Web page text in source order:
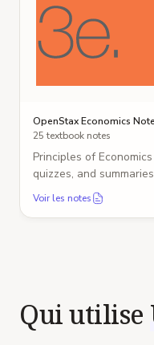
OpenStax Economics
25 textbook notes
Principles of
quizzes, and
Voir les notes
Qui utilise